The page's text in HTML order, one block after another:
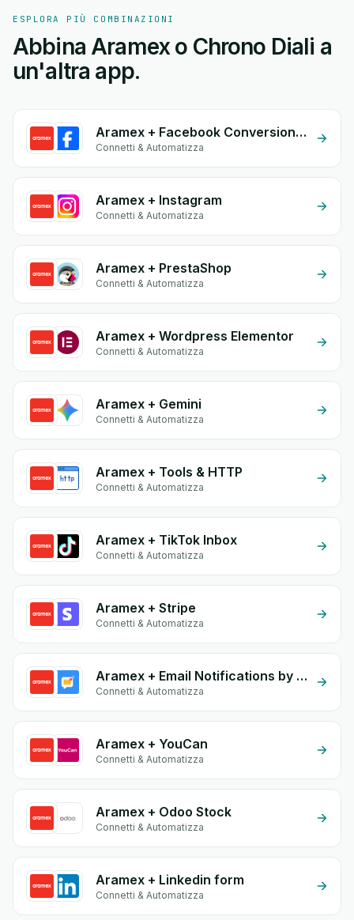
ESPLORA PIÙ COMBINAZIONI
Abbina Aramex o Chrono Diali a
un'altra app.
Aramex + Facebook Conversion API (CAPI)
Connetti & Automatizza
Aramex + Instagram
Connetti & Automatizza
Aramex + PrestaShop
Connetti & Automatizza
Aramex + Wordpress Elementor
Connetti & Automatizza
Aramex + Gemini
Connetti & Automatizza
Aramex + Tools & HTTP
Connetti & Automatizza
Aramex + TikTok Inbox
Connetti & Automatizza
Aramex + Stripe
Connetti & Automatizza
Aramex + Email Notifications by eGrow
Connetti & Automatizza
Aramex + YouCan
Connetti & Automatizza
Aramex + Odoo Stock
Connetti & Automatizza
Aramex + Linkedin form
Connetti & Automatizza